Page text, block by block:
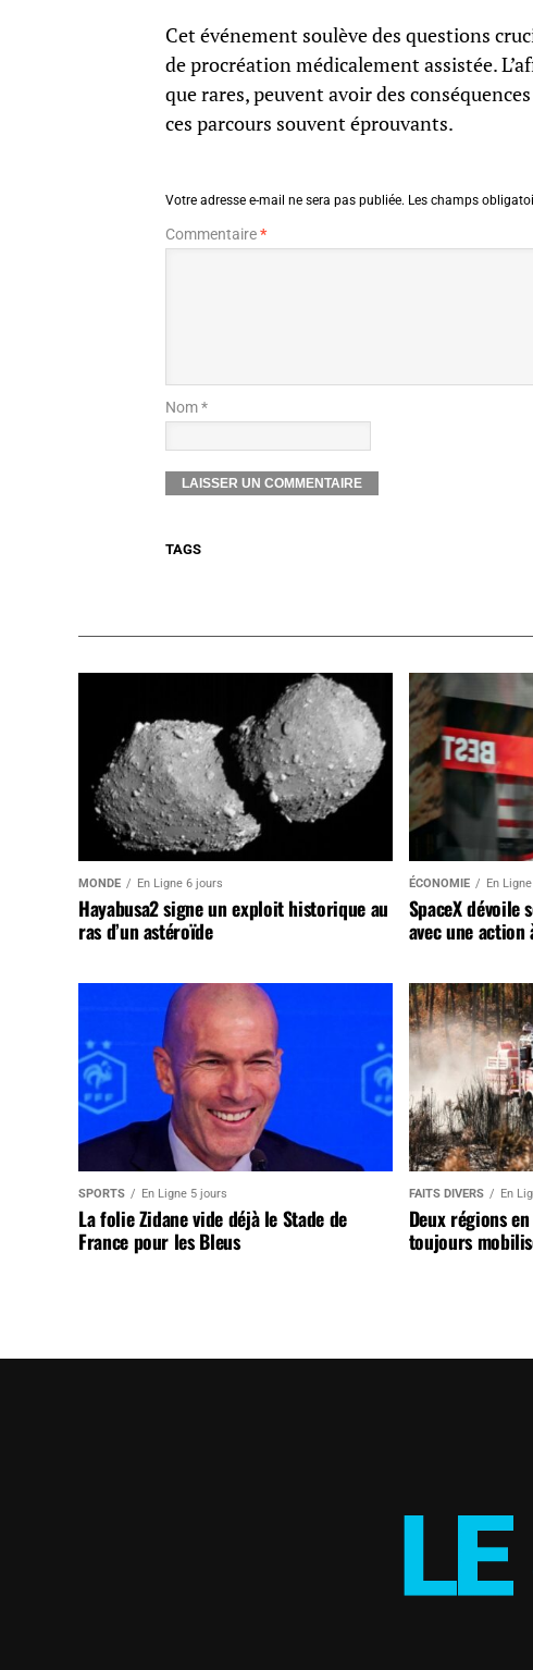
Cet événement soulève des questions
de procréation médicalement assistée.
que rares, peuvent avoir des
ces parcours souvent éprouvants.
Votre adresse e-mail ne sera pas publiée. Les champs
Commentaire*
Nom *
TAGS
MONDE En Ligne 6 jours
Hayabusa2 signe un exploit historique au
ras d’un astéroïde
ÉCONOMIE En
SpaceX dévoile
avec une
SPORTS En Ligne 5 jours
La folie Zidane vide déjà le Stade de
France pour les Bleus
FAITS DIVERS En
Deux régions
toujours